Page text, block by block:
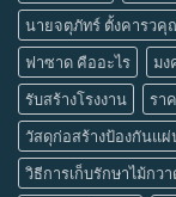
นายจตุภัทร์ ตั้งคารวคุ
ฟาซาด คืออะไร
มง
รับสร้างโรงงาน
รา
วัสดุก่อสร้างป้องกันแ
วิธีการเก็บรักษาไม้กว